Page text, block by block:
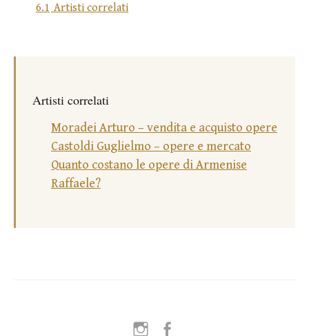
6.1 Artisti correlati
Artisti correlati
Moradei Arturo – vendita e acquisto opere
Castoldi Guglielmo – opere e mercato
Quanto costano le opere di Armenise
Raffaele?
Instagram